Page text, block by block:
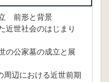
前形と背景
近世社会のはじまり
の公家墓の成立と展
辺における近世前期